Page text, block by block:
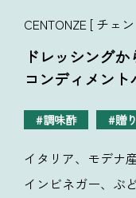
CENTONZE [ チェ
ドレッシングか
コンディメン
調味酢 贈
イタリア、モデナ
インビネガー、ぶ